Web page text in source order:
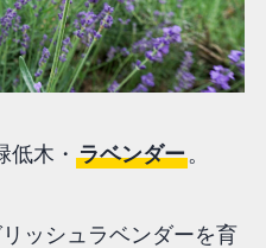
低木・ ラベンダー。
ッシュラベンダーを育